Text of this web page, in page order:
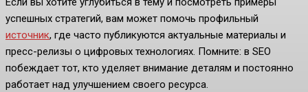
успешных стратегий, вам может помочь профильный
источник, где часто публикуются актуальные материалы и
пресс-релизы о цифровых технологиях. Помните: в SEO
побеждает тот, кто уделяет внимание деталям и постоянно
работает над улучшением своего ресурса.